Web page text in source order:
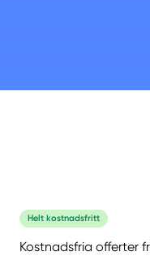
Helt kostnadsfritt
Kostnadsfria offerter